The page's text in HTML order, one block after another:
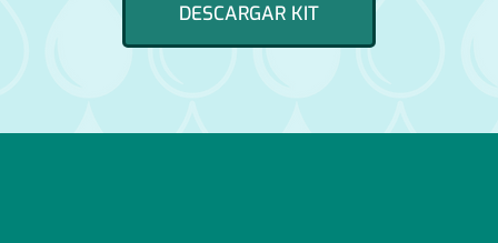
DESCARGAR KIT